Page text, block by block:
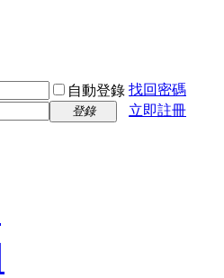
自動登錄 找回密碼
登錄 立即註冊